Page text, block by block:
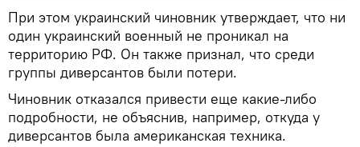
При этом украинский чиновник утверждает, что ни
один украинский военный не проникал на
территорию РФ. Он также признал, что среди
группы диверсантов были потери.
Чиновник отказался привести еще какие-либо
подробности, не объяснив, например, откуда у
диверсантов была американская техника.